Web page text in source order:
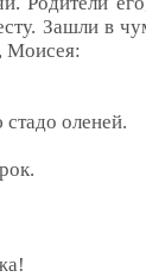
Зашли в
Моисея:
оленей.